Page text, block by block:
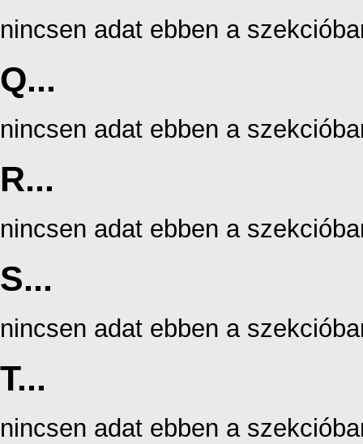
nincsen adat ebben a
Q...
nincsen adat ebben a
R...
nincsen adat ebben a
S...
nincsen adat ebben a
T...
nincsen adat ebben a